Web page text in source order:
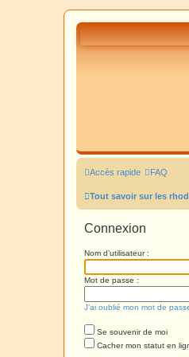
Accès rapide FAQ
Tout savoir sur les
Connexion
Nom d’utilisateur :
Mot de passe :
J’ai oublié mon mot de
Se souvenir de moi
Cacher mon statut en